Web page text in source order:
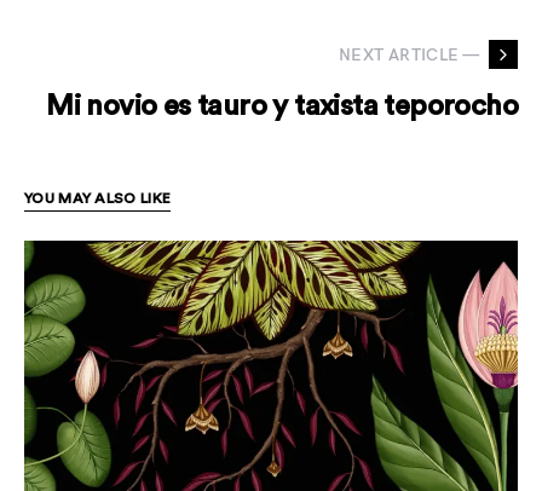
NEXT ARTICLE —
Mi novio es tauro y taxista teporocho
YOU MAY ALSO LIKE